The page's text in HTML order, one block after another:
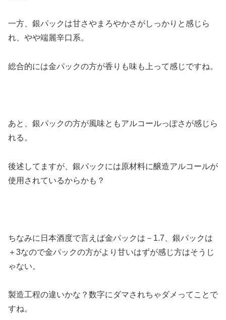
一方、銀パックは甘さやまろやかさがしっかりと感じら
れ、やや端麗辛口系。
総合的には金パックの方が香りも味も上って感じですね。
あと、銀パックの方が風味ともアルコールっぽさが感じら
れる。
後述してますが、銀パックには原材料に醸造アルコールが
使用されているからかも？
ちなみに日本酒度で言えば金パックは－1.7、銀パックは
＋3なので金パックの方がより甘いはずが感じ方はそうじ
ゃない。
製造工程の違いかな？数字にダマされちゃダメってことで
すね。